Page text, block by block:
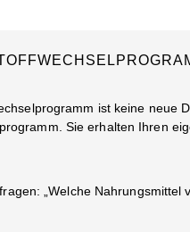
ist keine neue
Sie erhalten Ihren
„Welche Nahrungsmittel